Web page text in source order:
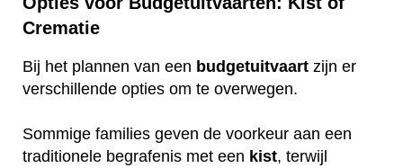
Crematie
Bij het plannen van een budgetuitvaart zijn er
verschillende opties om te overwegen.
Sommige families geven de voorkeur aan een
traditionele begrafenis met een kist, terwijl